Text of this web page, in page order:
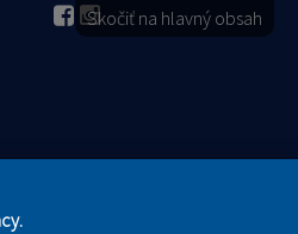
Skočiť na hlavný obsah